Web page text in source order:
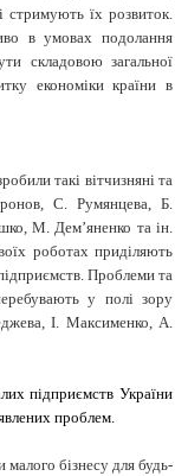
стримують їх розвиток.
в умовах подолання
складовою загальної
економіки країни в
такі вітчизняні та
С. Румянцева, Б.
М. Дем’яненко та ін.
роботах приділяють
Проблеми та
у полі зору
І. Максименко, А.
підприємств України
проблем.
бізнесу для будь-